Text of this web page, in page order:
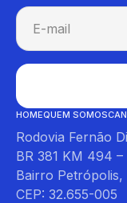
HOMEQUEM SOMOS
Rodovia Fernão
BR 381 KM 494 –
Bairro Petrópolis,
CEP: 32.655-005